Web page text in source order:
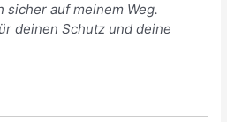
sicher auf meinem Weg.
deinen Schutz und deine